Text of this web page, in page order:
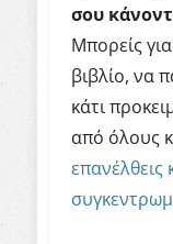
σου
Μπορείς
βιβλίο, να
κάτι
από όλους
επανέλθεις